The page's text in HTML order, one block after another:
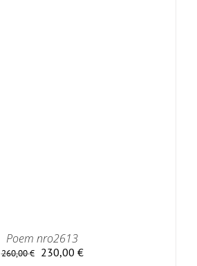
Poem nro2613
260,00€
Alkuperäinen
230,00 €Nykyinen